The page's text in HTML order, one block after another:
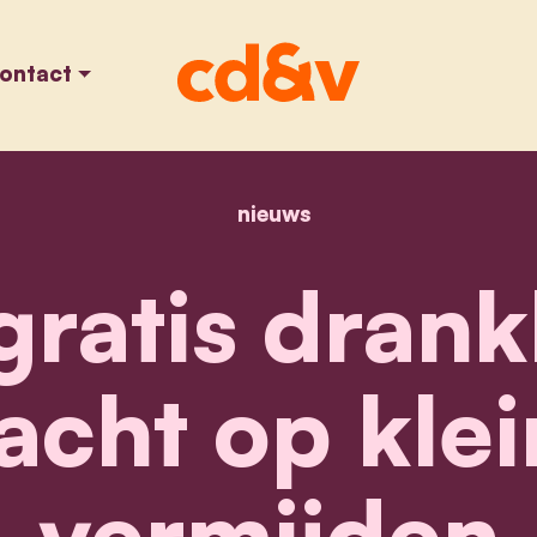
home
nieuwsbtw op gratis
op